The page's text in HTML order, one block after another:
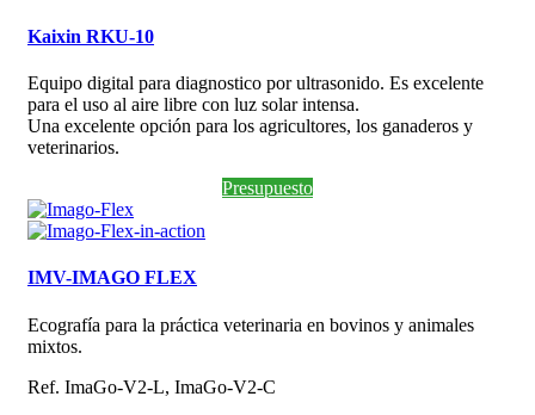
Kaixin RKU-10
Equipo digital para diagnostico por ultrasonido. Es excelente
para el uso al aire libre con luz solar intensa.
Una excelente opción para los agricultores, los ganaderos y
veterinarios.
Presupuesto
IMV-IMAGO FLEX
Ecografía para la práctica veterinaria en bovinos y animales
mixtos.
Ref. ImaGo-V2-L, ImaGo-V2-C